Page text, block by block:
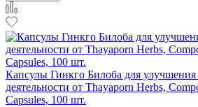
Капсулы Гинкго Билоба для улучшения
деятельности от Thayaporn Herbs,
Capsules, 100 шт.